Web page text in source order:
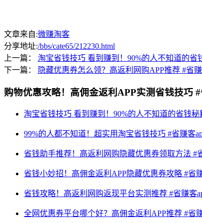
文章来自:微赚淘客
分享地址:/bbs/cate65/212230.html
上一篇： 淘宝省钱技巧 看到赚到！90%的人不知道的省
下一篇：
隐藏优惠券怎么领？高返利网购APP推荐 #省
购物优惠攻略！高佣金返利APP实测省钱技巧
淘宝省钱技巧 看到赚到！90%的人不知道的省钱秘
99%的人都不知道！超实用淘宝省钱技巧 #省赚客
省钱助手推荐！高返利网购隐藏优惠券领取方法 #
省钱小妙招！高佣金返利APP隐藏优惠券攻略 #省
省钱攻略！高返利网购返现平台实测推荐 #省赚客
全网优惠券平台哪个好？高佣金返利APP推荐 #省